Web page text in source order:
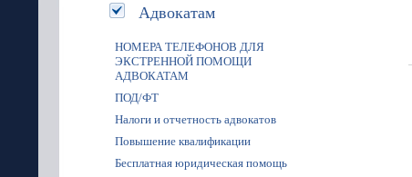
Адвокатам
НОМЕРА ТЕЛЕФОНОВ ДЛЯ
ЭКСТРЕННОЙ ПОМОЩИ
АДВОКАТАМ
ПОД/ФТ
Налоги и отчетность адвокатов
Повышение квалификации
Бесплатная юридическая помощь